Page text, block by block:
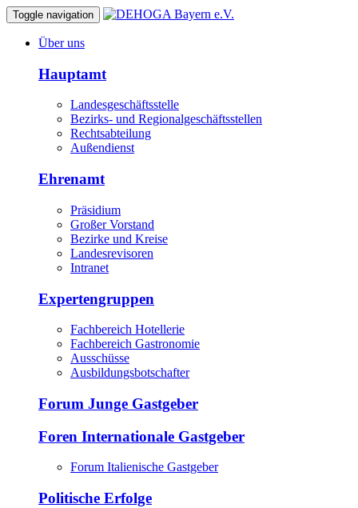
Toggle navigation
Über uns
Hauptamt
Landesgeschäftsstelle
Bezirks- und Regionalgeschäftsstellen
Rechtsabteilung
Außendienst
Ehrenamt
Präsidium
Großer Vorstand
Bezirke und Kreise
Landesrevisoren
Intranet
Expertengruppen
Fachbereich Hotellerie
Fachbereich Gastronomie
Ausschüsse
Ausbildungsbotschafter
Forum Junge Gastgeber
Foren Internationale Gastgeber
Forum Italienische Gastgeber
Politische Erfolge